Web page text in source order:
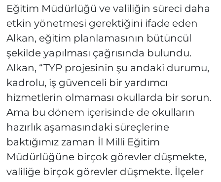
Eğitim Müdürlüğü ve valiliğin süreci daha
etkin yönetmesi gerektiğini ifade eden
Alkan, eğitim planlamasının bütüncül
şekilde yapılması çağrısında bulundu.
Alkan, “TYP projesinin şu andaki durumu,
kadrolu, iş güvenceli bir yardımcı
hizmetlerin olmaması okullarda bir sorun.
Ama bu dönem içerisinde de okulların
hazırlık aşamasındaki süreçlerine
baktığımız zaman İl Milli Eğitim
Müdürlüğüne birçok görevler düşmekte,
valiliğe birçok görevler düşmekte. İlçeler